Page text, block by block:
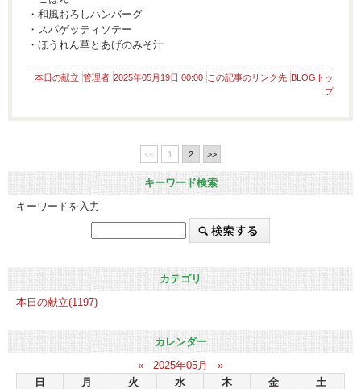
・和風おろしハンバーグ
・スパゲッティソテー
・ほうれん草とあげのみそ汁
本日の献立 管理者 2025年05月19日 00:00 この記事のリンク先 BLOGトッ
プ
<< 1 2 >>
キーワード検索
キーワードを入力
カテゴリ
本日の献立(1197)
カレンダー
«
2025年05月
»
日
月 火 水 木 金
土